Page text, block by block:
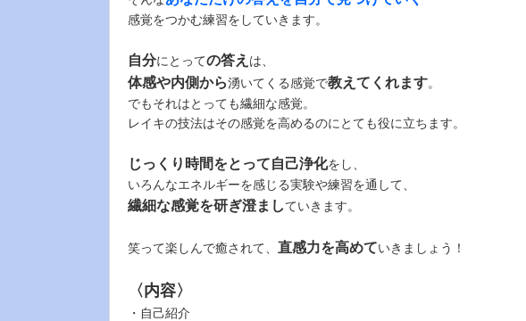
感覚をつかむ練習をしていきます。
自分にとっての答え は、
体感や内側から湧いてくる感覚で教えてくれます。
でもそれはとっても繊細な感覚。
レイキの技法はその感覚を高めるのにとても役に立ちます。
じっくり時間をとって自己浄化をし、
いろんなエネルギーを感じる実験や練習を通して、
繊細な感覚を研ぎ澄ましていきます。
笑って楽しんで癒されて、 直感力を高めていきましょう！
〈内容〉
・自己紹介